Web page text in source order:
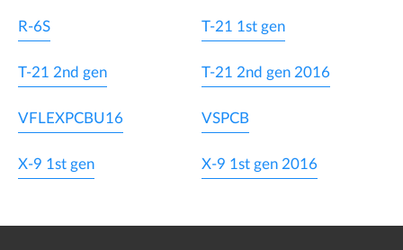
R-6S T-21 1st gen
T-21 2nd gen T-21 2nd gen 2016
VFLEXPCBU16 VSPCB
X-9 1st gen X-9 1st gen 2016